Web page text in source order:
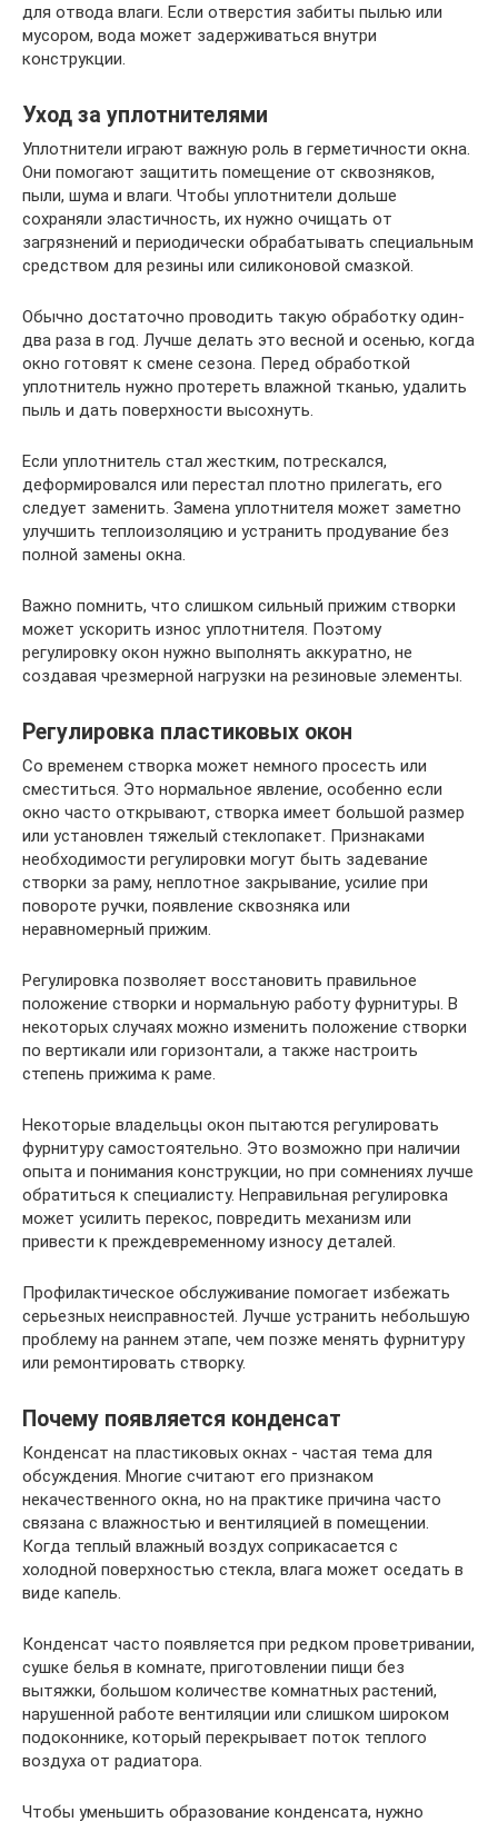
для отвода влаги. Если отверстия забиты пылью или
мусором, вода может задерживаться внутри
конструкции.
Уход за уплотнителями
Уплотнители играют важную роль в герметичности окна.
Они помогают защитить помещение от сквозняков,
пыли, шума и влаги. Чтобы уплотнители дольше
сохраняли эластичность, их нужно очищать от
загрязнений и периодически обрабатывать специальным
средством для резины или силиконовой смазкой.
Обычно достаточно проводить такую обработку один-
два раза в год. Лучше делать это весной и осенью, когда
окно готовят к смене сезона. Перед обработкой
уплотнитель нужно протереть влажной тканью, удалить
пыль и дать поверхности высохнуть.
Если уплотнитель стал жестким, потрескался,
деформировался или перестал плотно прилегать, его
следует заменить. Замена уплотнителя может заметно
улучшить теплоизоляцию и устранить продувание без
полной замены окна.
Важно помнить, что слишком сильный прижим створки
может ускорить износ уплотнителя. Поэтому
регулировку окон нужно выполнять аккуратно, не
создавая чрезмерной нагрузки на резиновые элементы.
Регулировка пластиковых окон
Со временем створка может немного просесть или
сместиться. Это нормальное явление, особенно если
окно часто открывают, створка имеет большой размер
или установлен тяжелый стеклопакет. Признаками
необходимости регулировки могут быть задевание
створки за раму, неплотное закрывание, усилие при
повороте ручки, появление сквозняка или
неравномерный прижим.
Регулировка позволяет восстановить правильное
положение створки и нормальную работу фурнитуры. В
некоторых случаях можно изменить положение створки
по вертикали или горизонтали, а также настроить
степень прижима к раме.
Некоторые владельцы окон пытаются регулировать
фурнитуру самостоятельно. Это возможно при наличии
опыта и понимания конструкции, но при сомнениях лучше
обратиться к специалисту. Неправильная регулировка
может усилить перекос, повредить механизм или
привести к преждевременному износу деталей.
Профилактическое обслуживание помогает избежать
серьезных неисправностей. Лучше устранить небольшую
проблему на раннем этапе, чем позже менять фурнитуру
или ремонтировать створку.
Почему появляется конденсат
Конденсат на пластиковых окнах - частая тема для
обсуждения. Многие считают его признаком
некачественного окна, но на практике причина часто
связана с влажностью и вентиляцией в помещении.
Когда теплый влажный воздух соприкасается с
холодной поверхностью стекла, влага может оседать в
виде капель.
Конденсат часто появляется при редком проветривании,
сушке белья в комнате, приготовлении пищи без
вытяжки, большом количестве комнатных растений,
нарушенной работе вентиляции или слишком широком
подоконнике, который перекрывает поток теплого
воздуха от радиатора.
Чтобы уменьшить образование конденсата, нужно